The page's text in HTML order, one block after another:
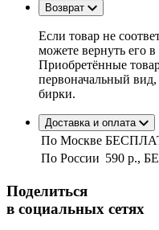
Возврат
Если товар не
можете вернуть его
Приобретённые
первоначальный
бирки.
Доставка и оплата
По Москве
По России 590 р.,
Поделиться
в социальных сетях